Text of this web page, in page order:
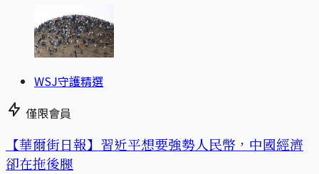
WSJ守護精選
僅限會員
【華爾街日報】習近平想要強勢人民幣，中國經濟
卻在拖後腿